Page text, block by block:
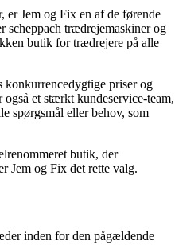
Jem og Fix en af de førende
scheppach trædrejemaskiner og
butik for trædrejere på alle
konkurrencedygtige priser og
et stærkt kundeservice-team,
spørgsmål eller behov, som
butik, der
Jem og Fix det rette valg.
inden for den pågældende